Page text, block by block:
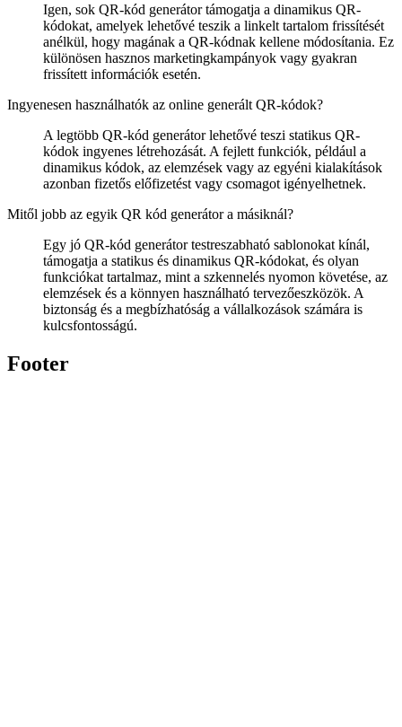
Igen, sok QR-kód generátor támogatja a dinamikus QR-
kódokat, amelyek lehetővé teszik a linkelt tartalom frissítését
anélkül, hogy magának a QR-kódnak kellene módosítania. Ez
különösen hasznos marketingkampányok vagy gyakran
frissített információk esetén.
Ingyenesen használhatók az online generált QR-kódok?
A legtöbb QR-kód generátor lehetővé teszi statikus QR-
kódok ingyenes létrehozását. A fejlett funkciók, például a
dinamikus kódok, az elemzések vagy az egyéni kialakítások
azonban fizetős előfizetést vagy csomagot igényelhetnek.
Mitől jobb az egyik QR kód generátor a másiknál?
Egy jó QR-kód generátor testreszabható sablonokat kínál,
támogatja a statikus és dinamikus QR-kódokat, és olyan
funkciókat tartalmaz, mint a szkennelés nyomon követése, az
elemzések és a könnyen használható tervezőeszközök. A
biztonság és a megbízhatóság a vállalkozások számára is
kulcsfontosságú.
Footer